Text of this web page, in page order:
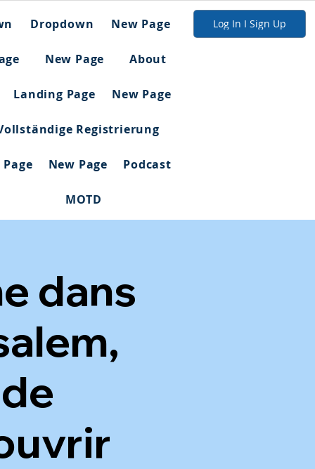
Dropdown New Page
New Page About
Landing Page New Page
Registrierung
New Page Podcast
MOTD
Log In I Sign Up
dans